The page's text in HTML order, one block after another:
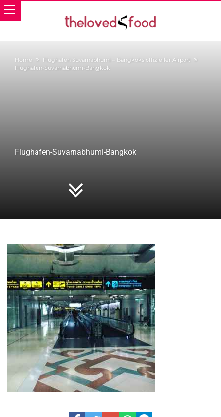
Home
Flughafen Suvarnabhumi – Bangkoks offizieller Airport
Flughafen-Suvarnabhumi-Bangkok
Flughafen-Suvarnabhumi-Bangkok